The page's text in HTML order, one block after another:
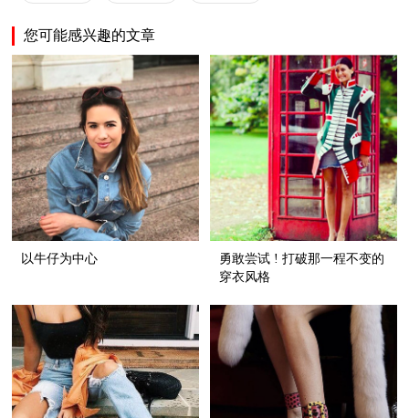
您可能感兴趣的文章
以牛仔为中心
勇敢尝试 ! 打破那一程不变的
穿衣风格